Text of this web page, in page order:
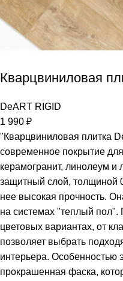
Кварцвиниловая
DeART RIGID
1 990 ₽
"Кварцвиниловая плитка
современное покрытие
керамогранит, линолеум и
защитный слой, толщиной
нее высокая прочность.
на системах "теплый пол".
цветовых вариантах, от
позволяет выбрать
интерьера. Особенностью
прокрашенная фаска,